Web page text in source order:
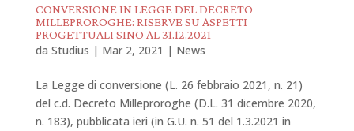
CONVERSIONE IN LEGGE DEL DECRETO
MILLEPROROGHE: RISERVE SU ASPETTI
PROGETTUALI SINO AL 31.12.2021
da Studius | Mar 2, 2021 | News
La Legge di conversione (L. 26 febbraio 2021, n. 21)
del c.d. Decreto Milleproroghe (D.L. 31 dicembre 2020,
n. 183), pubblicata ieri (in G.U. n. 51 del 1.3.2021 in